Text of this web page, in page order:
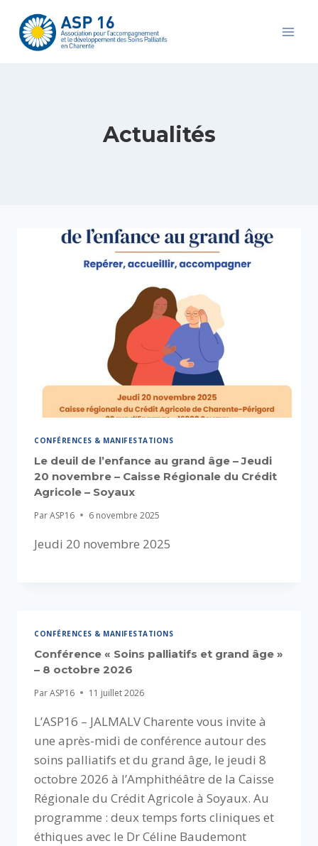
contenu
Actualités
CONFÉRENCES & MANIFESTATIONS
Le deuil de l’enfance au grand âge – Jeudi
20 novembre – Caisse Régionale du Crédit
Agricole – Soyaux
ParASP16 6 novembre 2025
Jeudi 20 novembre 2025
CONFÉRENCES & MANIFESTATIONS
Conférence « Soins palliatifs et grand âge »
– 8 octobre 2026
ParASP16 11 juillet 2026
L’ASP16 – JALMALV Charente vous invite à
une après-midi de conférence autour des
soins palliatifs et du grand âge, le jeudi 8
octobre 2026 à l’Amphithéâtre de la Caisse
Régionale du Crédit Agricole à Soyaux. Au
programme : deux temps forts cliniques et
éthiques avec le Dr Céline Baudemont